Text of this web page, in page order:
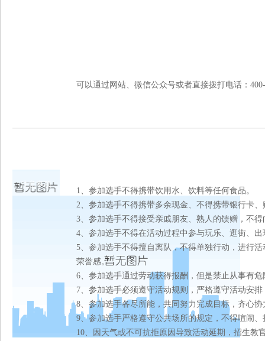
可以通过网站、微信公众号或者直接拨打电话：
注意事项
1、参加选手不得携带饮用水、饮料等任何食品。
2、参加选手不得携带多余现金、不得携带银行卡
3、参加选手不得接受亲戚朋友、熟人的馈赠，不
4、参加选手不得在活动过程中参与玩乐、逛街、
5、参加选手不得擅自离队，不得单独行动，进行
荣誉感。
6、参加选手通过劳动获得报酬，但是禁止从事有
7、参加选手必须遵守活动规则，严格遵守活动安
8、参加选手各尽所能，共同努力完成目标，齐心
9、参加选手严格遵守公共场所的规定，不得喧闹
10、因天气或不可抗拒原因导致活动延期，招生